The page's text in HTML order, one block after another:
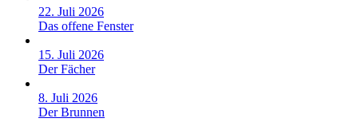
22. Juli 2026
Das offene Fenster
15. Juli 2026
Der Fächer
8. Juli 2026
Der Brunnen